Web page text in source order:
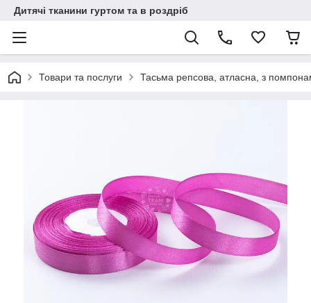
Дитячі тканини гуртом та в роздріб
Товари та послуги Тасьма репсова, атласна, з